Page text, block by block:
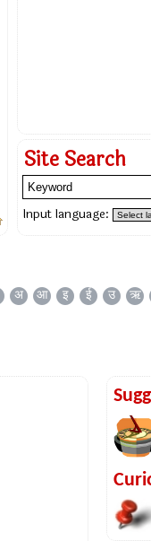
Site Search
Input language:
अ आ इ ई उ ऋ